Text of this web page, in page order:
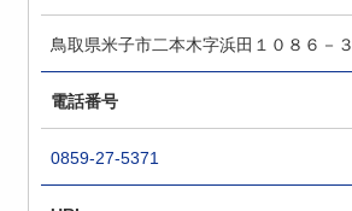
鳥取県米子市二本木字浜田１０８６－３
電話番号
0859-27-5371